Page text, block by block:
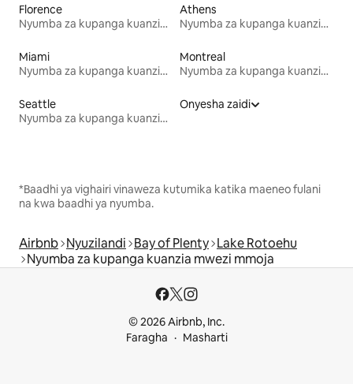
Florence
Nyumba za kupanga kuanzia mwezi mmoja
Athens
Nyumba za kupanga kuanzia mwezi mmoja
Miami
Nyumba za kupanga kuanzia mwezi mmoja
Montreal
Nyumba za kupanga kuanzia mwezi mmoja
Seattle
Nyumba za kupanga kuanzia mwezi mmoja
Onyesha zaidi
*Baadhi ya vighairi vinaweza kutumika katika maeneo fulani
na kwa baadhi ya nyumba.
Airbnb Nyuzilandi Bay of Plenty Lake Rotoehu
Nyumba za kupanga kuanzia mwezi mmoja
© 2026 Airbnb, Inc.
Faragha
Masharti